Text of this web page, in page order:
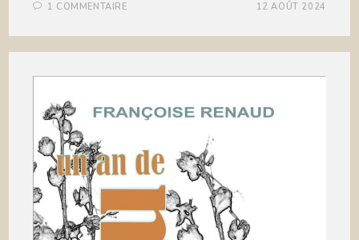
1 COMMENTAIRE 12 AOÛT 2024